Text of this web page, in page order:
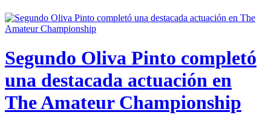
Segundo Oliva Pinto completó
una destacada actuación en
The Amateur Championship